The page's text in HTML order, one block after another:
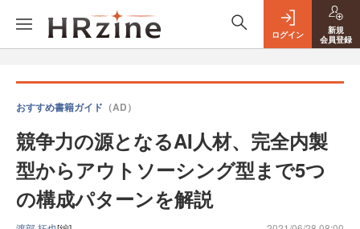
ログイン
新規
会員登録
おすすめ書籍ガイド （AD）
競争力の源となるAI人材、完全内製
型からアウトソーシング型まで5つ
の構成パターンを解説